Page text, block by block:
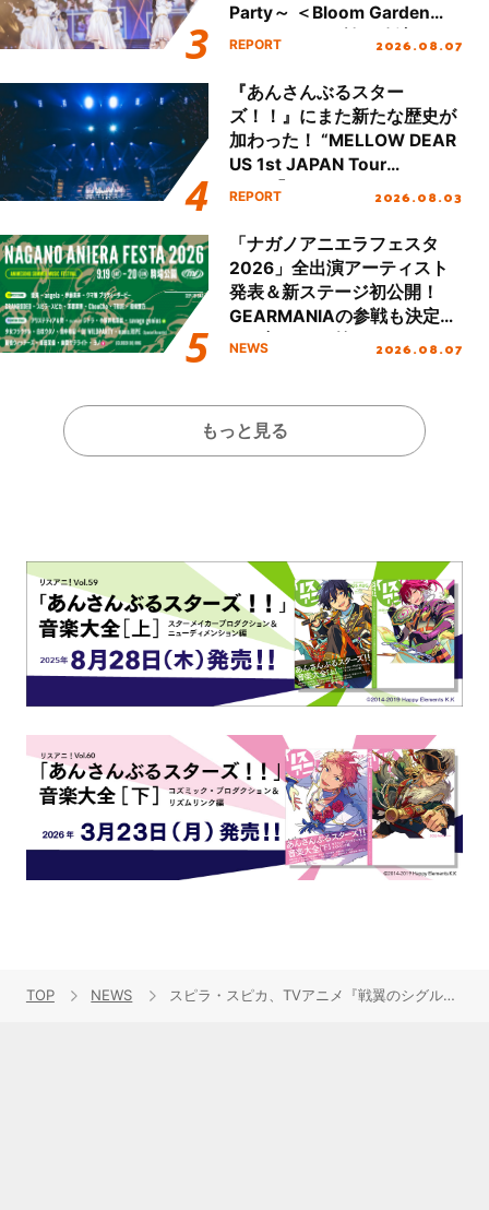
Party～ ＜Bloom Garden
Party Stage／埼玉公演＞”
REPORT 2026.08.07
『あんさんぶるスター
ズ！！』にまた新たな歴史が
加わった！ “MELLOW DEAR
US 1st JAPAN Tour
Final「NICE to meet YOU
ート!!
REPORT 2026.08.03
「ナガノアニエラフェスタ
2026」全出演アーティスト
発表＆新ステージ初公開！
GEARMANIAの参戦も決定
し、初となる第3ステージの
NEWS 2026.08.07
もっと見る
TOP NEWS スピラ・スピカ、TVアニメ『戦翼のシグルドリーヴァ』EDテーマを収録した両A面シングル「サヨナラナミダ／ほしのかけら」が12月9日に発売決定！